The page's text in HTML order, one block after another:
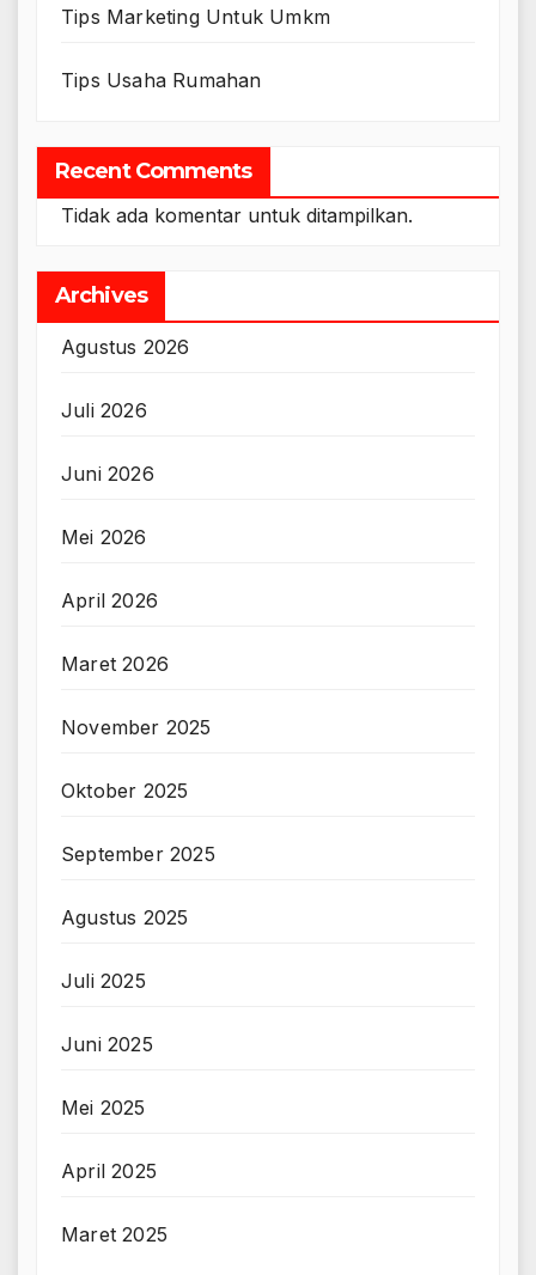
Tips Marketing Untuk Umkm
Tips Usaha Rumahan
Recent Comments
Tidak ada komentar untuk ditampilkan.
Archives
Agustus 2026
Juli 2026
Juni 2026
Mei 2026
April 2026
Maret 2026
November 2025
Oktober 2025
September 2025
Agustus 2025
Juli 2025
Juni 2025
Mei 2025
April 2025
Maret 2025